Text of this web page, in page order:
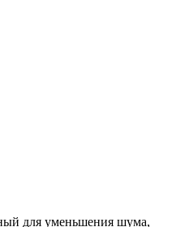
для уменьшения шума,